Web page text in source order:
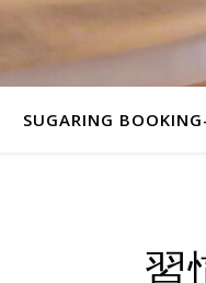
SUGARING
習